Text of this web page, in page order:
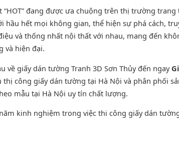
“HOT” đang được ưa chuộng trên thị trường
hầu hết mọi không gian, thể hiện sự phá cách,
và thống nhất nội thất với nhau, mang đến
và hiện đại.
về giấy dán tường Tranh 3D Sơn Thủy đến ngay
thị công giấy dán tường tại Hà Nội và phân phối
mẫu tại Hà Nội uy tín chất lượng.
kinh nghiệm trong việc thi công giấy dán